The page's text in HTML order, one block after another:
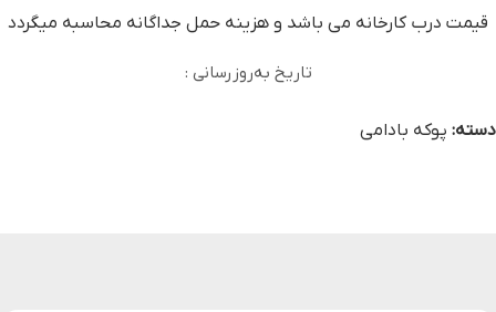
قیمت درب کارخانه می‏ باشد و هزینه حمل جداگانه محاسبه میگردد
تاریخ به‌روزرسانی :
دسته: پوکه بادامی